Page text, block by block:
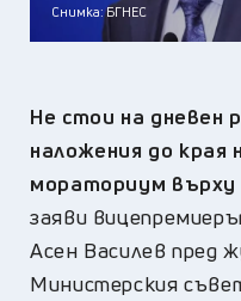
Снимка: БГНЕС
Не стои на дневен
наложения до
мораториум върху
заяви
Асен Василев пред
Министерския